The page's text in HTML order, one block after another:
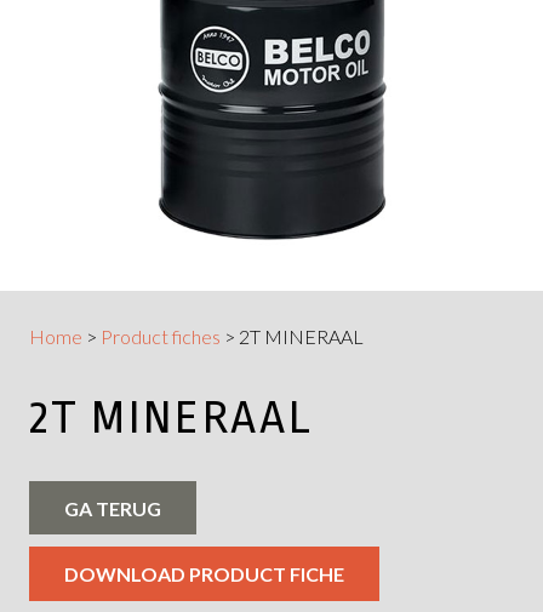
Home > Product fiches > 2T MINERAAL
2T MINERAAL
GA TERUG
DOWNLOAD PRODUCT FICHE